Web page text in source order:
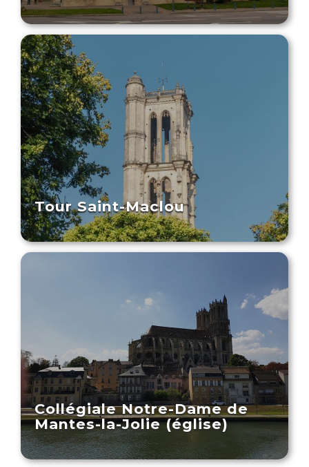
Tour Saint-Maclou
Collégiale Notre-Dame de
Mantes-la-Jolie (église)